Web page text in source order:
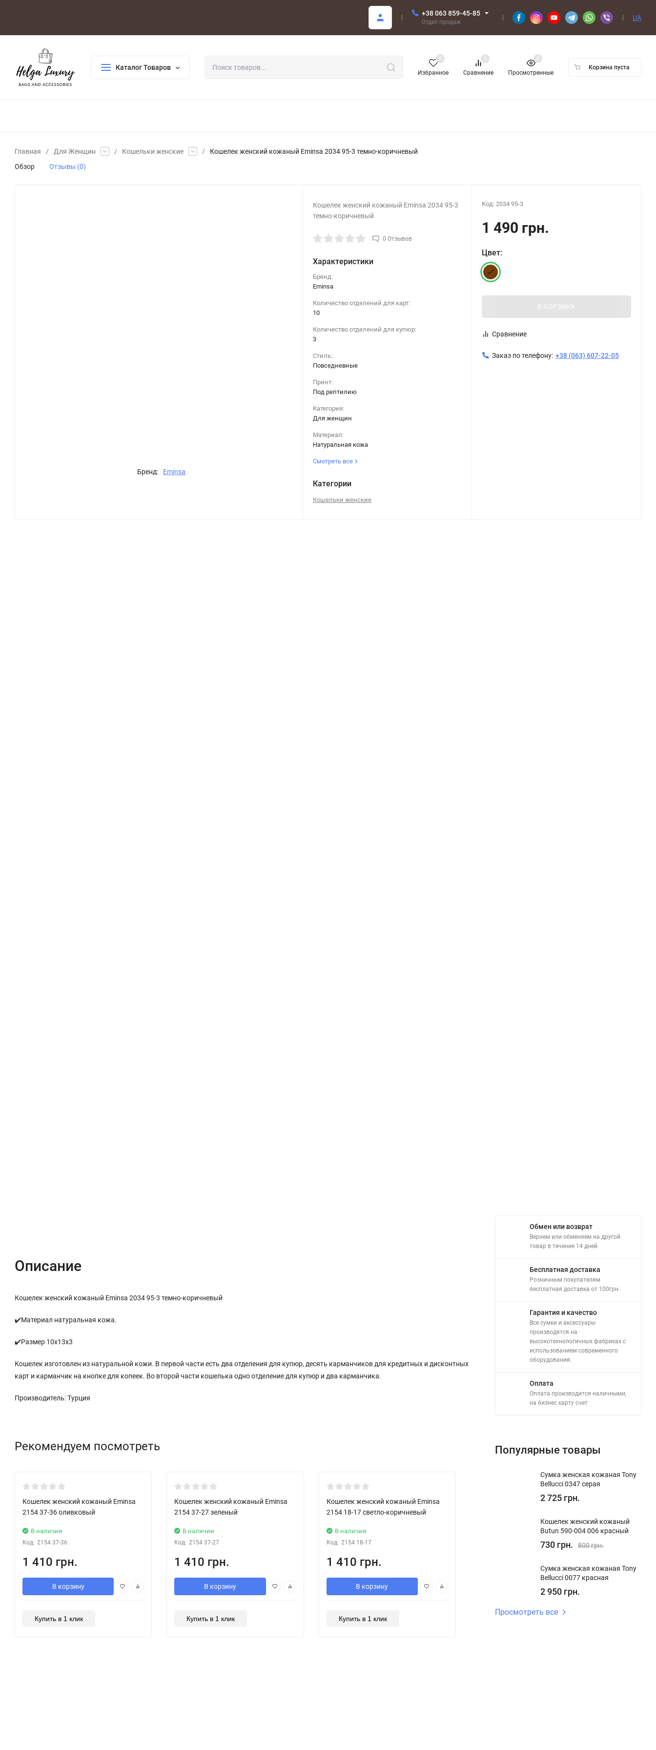
+38 063 859-45-85
Отдел продаж
UA
Каталог Товаров
Избранное
0
Сравнение
0
Просмотренные
0
Корзина пуста
Главная / Для Женщин / Кошельки женские /
Кошелек женский кожаный Eminsa 2034 95-3 темно-коричневый
Обзор
Отзывы (0)
Бренд: Eminsa
Кошелек женский кожаный Eminsa 2034 95-3
темно-коричневый
0 Отзывов
Характеристики
Бренд:
Eminsa
Количество отделений для карт:
10
Количество отделений для купюр:
3
Стиль:
Повседневные
Принт:
Под рептилию
Категория:
Для женщин
Материал:
Натуральная кожа
Смотреть все
Категории
Кошельки женские
Код: 2034 95-3
1 490 грн.
Цвет:
В КОРЗИНУ
Сравнение
Заказ по телефону: +38 (063) 607-22-05
Описание
Кошелек женский кожаный Eminsa 2034 95-3 темно-коричневый
✔️Материал натуральная кожа.
✔️Размер 10х13х3
Кошелек изготовлен из натуральной кожи. В первой части есть два отделения для купюр, десять карманчиков для кредитных и дисконтных
карт и карманчик на кнопке для копеек. Во второй части кошелька одно отделение для купюр и два карманчика.
Производитель: Турция
Рекомендуем посмотреть
Кошелек женский кожаный Eminsa
2154 37-36 оливковый
В наличии
Код: 2154 37-36
1 410 грн.
В корзину
Купить в 1 клик
Кошелек женский кожаный Eminsa
2154 37-27 зеленый
В наличии
Код: 2154 37-27
1 410 грн.
В корзину
Купить в 1 клик
Кошелек женский кожаный Eminsa
2154 18-17 светло-коричневый
В наличии
Код: 2154 18-17
1 410 грн.
В корзину
Купить в 1 клик
Кошелек женский кожаный Eminsa
Купить в 1 клик
Обмен или возврат
Вернем или обменяем на другой
товар в течение 14 дней
Бесплатная доставка
Розничным покупателям
бесплатная доставка от 100грн.
Гарантия и качество
Все сумки и аксессуары
производятся на
высокотехнологичных фабриках с
использованием современного
оборудования.
Оплата
Оплата производится наличными,
на бизнес карту счет
Популярные товары
Сумка женская кожаная Tony
Bellucci 0347 серая
2 725 грн.
Кошелек женский кожаный
Butun 590-004 006 красный
730 грн. 800 грн.
Сумка женская кожаная Tony
Bellucci 0077 красная
2 950 грн.
Просмотреть все